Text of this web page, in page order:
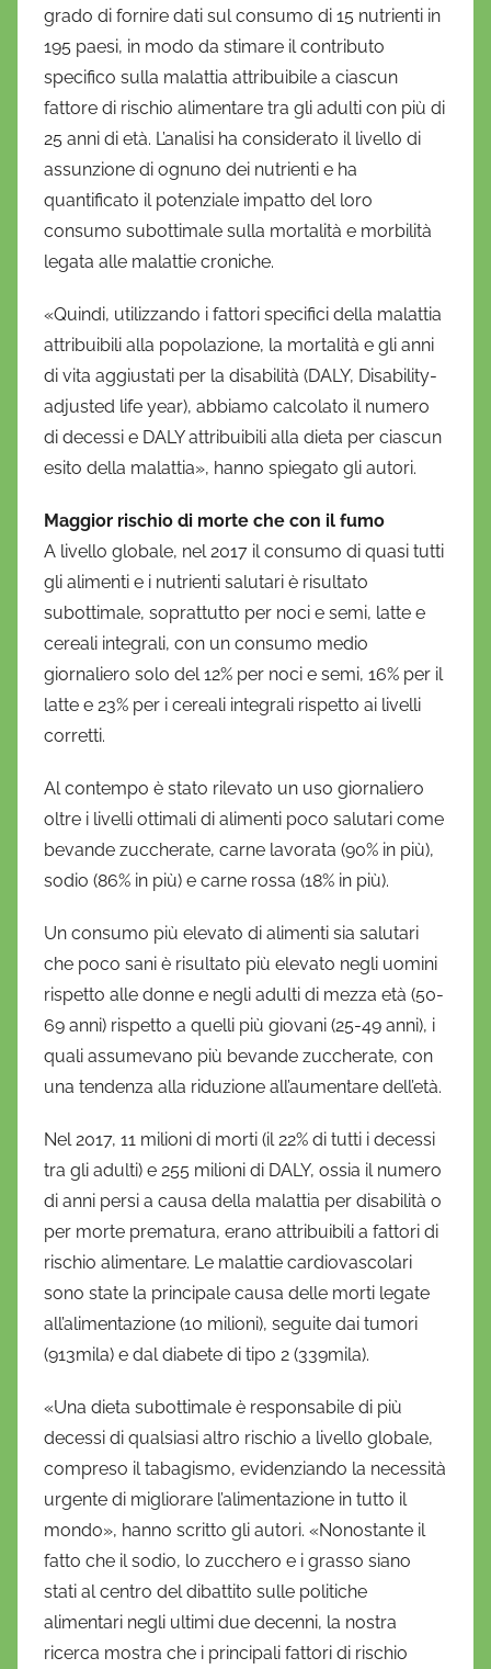
grado di fornire dati sul consumo di 15 nutrienti in
195 paesi, in modo da stimare il contributo
specifico sulla malattia attribuibile a ciascun
fattore di rischio alimentare tra gli adulti con più di
25 anni di età. L’analisi ha considerato il livello di
assunzione di ognuno dei nutrienti e ha
quantificato il potenziale impatto del loro
consumo subottimale sulla mortalità e morbilità
legata alle malattie croniche.
«Quindi, utilizzando i fattori specifici della malattia
attribuibili alla popolazione, la mortalità e gli anni
di vita aggiustati per la disabilità (DALY, Disability-
adjusted life year), abbiamo calcolato il numero
di decessi e DALY attribuibili alla dieta per ciascun
esito della malattia», hanno spiegato gli autori.
Maggior rischio di morte che con il fumo
A livello globale, nel 2017 il consumo di quasi tutti
gli alimenti e i nutrienti salutari è risultato
subottimale, soprattutto per noci e semi, latte e
cereali integrali, con un consumo medio
giornaliero solo del 12% per noci e semi, 16% per il
latte e 23% per i cereali integrali rispetto ai livelli
corretti.
Al contempo è stato rilevato un uso giornaliero
oltre i livelli ottimali di alimenti poco salutari come
bevande zuccherate, carne lavorata (90% in più),
sodio (86% in più) e carne rossa (18% in più).
Un consumo più elevato di alimenti sia salutari
che poco sani è risultato più elevato negli uomini
rispetto alle donne e negli adulti di mezza età (50-
69 anni) rispetto a quelli più giovani (25-49 anni), i
quali assumevano più bevande zuccherate, con
una tendenza alla riduzione all’aumentare dell’età.
Nel 2017, 11 milioni di morti (il 22% di tutti i decessi
tra gli adulti) e 255 milioni di DALY, ossia il numero
di anni persi a causa della malattia per disabilità o
per morte prematura, erano attribuibili a fattori di
rischio alimentare. Le malattie cardiovascolari
sono state la principale causa delle morti legate
all’alimentazione (10 milioni), seguite dai tumori
(913mila) e dal diabete di tipo 2 (339mila).
«Una dieta subottimale è responsabile di più
decessi di qualsiasi altro rischio a livello globale,
compreso il tabagismo, evidenziando la necessità
urgente di migliorare l’alimentazione in tutto il
mondo», hanno scritto gli autori. «Nonostante il
fatto che il sodio, lo zucchero e i grasso siano
stati al centro del dibattito sulle politiche
alimentari negli ultimi due decenni, la nostra
ricerca mostra che i principali fattori di rischio